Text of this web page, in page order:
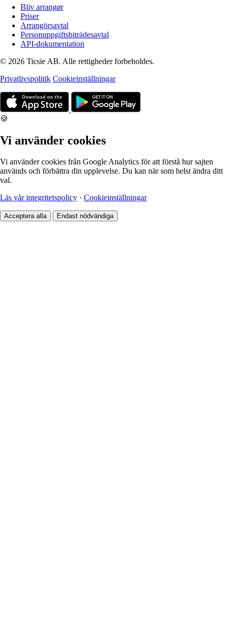
Bliv arrangør
Priser
Arrangörsavtal
Personuppgiftsbiträdesavtal
API-dokumentation
© 2026 Ticsie AB. Alle rettigheder forbeholdes.
Privatlivspolitik Cookieinställningar
🍪
Vi använder cookies
Vi använder cookies från Google Analytics för att förstå hur sajten
används och förbättra din upplevelse. Du kan när som helst ändra ditt
val.
Läs vår integritetspolicy · Cookieinställningar
Acceptera alla Endast nödvändiga